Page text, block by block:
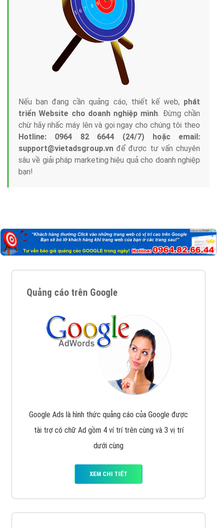
Nếu bạn đang cần quảng cáo, thiết kế web, phát
triển Website cho doanh nghiệp mình. Đừng chần
chừ hãy nhấc máy lên và gọi ngay cho chúng tôi theo
Hotline: 0964 82 6644 (24/7) hoặc email:
support@vietadsgroup.vn để được tư vấn chuyên
sâu về giải pháp marketing hiệu quả cho doanh nghiệp
bạn!
Quảng cáo trên Google
Google Ads là hình thức quảng cáo của Google được
tài trợ có chữ Ad gồm 4 ví trí trên cùng và 3 vị trí
dưới cùng
XEM CHI TIẾT